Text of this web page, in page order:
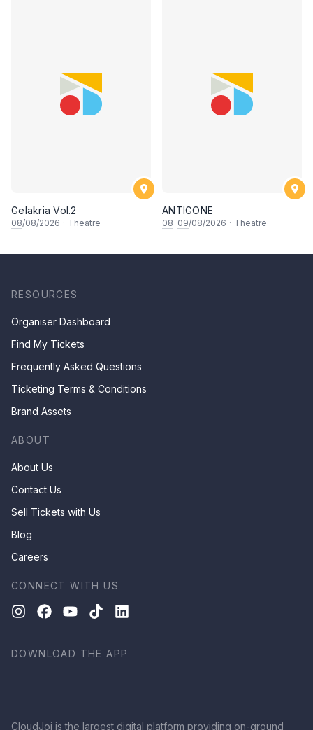
Gelakria Vol.2
08/08/2026 · Theatre
ANTIGONE
08–09/08/2026 · Theatre
RESOURCES
Organiser Dashboard
Find My Tickets
Frequently Asked Questions
Ticketing Terms & Conditions
Brand Assets
ABOUT
About Us
Contact Us
Sell Tickets with Us
Blog
Careers
CONNECT WITH US
DOWNLOAD THE APP
CloudJoi is the largest digital platform providing on-ground